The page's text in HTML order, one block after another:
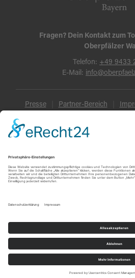
Fragen? Dein Kontakt zum
Oberpfälzer
Telefon: +49 9433
E-Mail:
Presse Partner-Bereich
Datenschutz
© Oberpfälzer